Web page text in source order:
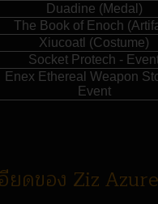
Duadine (Medal)
The Book of Enoch
Xiucoatl (Costume)
Socket Protech -
Enex Ethereal Weapon
Event
อียดของ Ziz